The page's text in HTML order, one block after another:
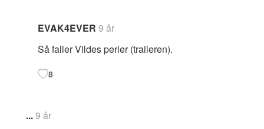
EVAK4EVER 9 år
Så faller Vildes perler (traileren).
8
...9 år